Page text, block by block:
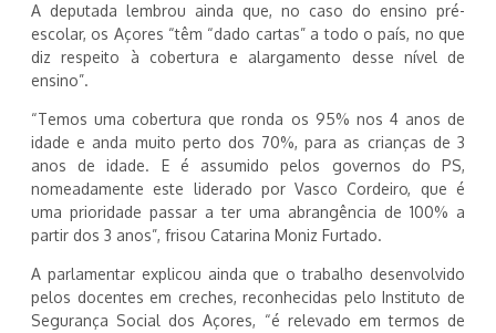
A deputada lembrou ainda que, no caso do ensino pré-
escolar, os Açores “têm “dado cartas” a todo o país, no que
diz respeito à cobertura e alargamento desse nível de
ensino”.
“Temos uma cobertura que ronda os 95% nos 4 anos de
idade e anda muito perto dos 70%, para as crianças de 3
anos de idade. E é assumido pelos governos do PS,
nomeadamente este liderado por Vasco Cordeiro, que é
uma prioridade passar a ter uma abrangência de 100% a
partir dos 3 anos”, frisou Catarina Moniz Furtado.
A parlamentar explicou ainda que o trabalho desenvolvido
pelos docentes em creches, reconhecidas pelo Instituto de
Segurança Social dos Açores, “é relevado em termos de